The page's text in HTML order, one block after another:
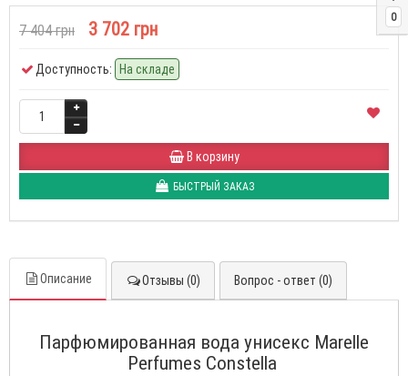
0
7 404 грн 3 702 грн
Доступность: На складе
В корзину
БЫСТРЫЙ ЗАКАЗ
Описание Отзывы (0) Вопрос - ответ (0)
Парфюмированная вода унисекс Marelle
Perfumes Constella